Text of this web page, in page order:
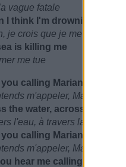
vague fatale
I think I'm drowning
je crois que je me noie
is killing me
me tue
you calling Marian
m'appeler, Marian
the water, across the wave
l'eau, à travers la vague
you calling Marian
m'appeler, Marian
hear me calling you to